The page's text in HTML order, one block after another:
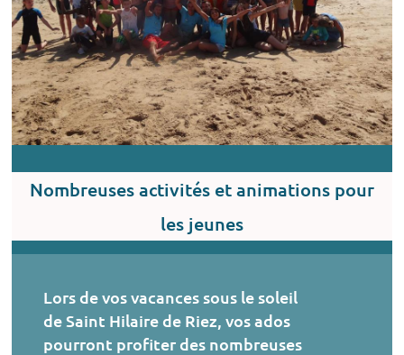
Nombreuses activités et animations pour
les jeunes
Lors de vos vacances sous le soleil
de Saint Hilaire de Riez, vos ados
pourront profiter des nombreuses